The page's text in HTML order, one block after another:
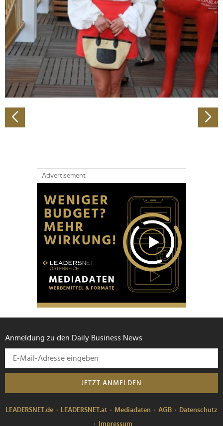
Wir verwenden Cookies, um Inhalte und Anzeigen zu
personalisieren, Funktionen für soziale Medien anbieten
zu können und die Zugriffe auf unsere Website zu
analysieren. Außerdem geben wir Informationen zu Ihrer
Verwendung unserer Website an unsere Partner für
soziale Medien, Werbung und Analysen weiter. Unsere
Partner führen diese Informationen möglicherweise mit
weiteren Daten zusammen, die Sie ihnen bereitgestellt
gesammelt haben.
Advertisement
Anmeldung zu den Daily Business News
JETZT ANMELDEN
LEADERSNET.de LEADERSNET.at Mediadaten AGB
Datenschutz
Impressum